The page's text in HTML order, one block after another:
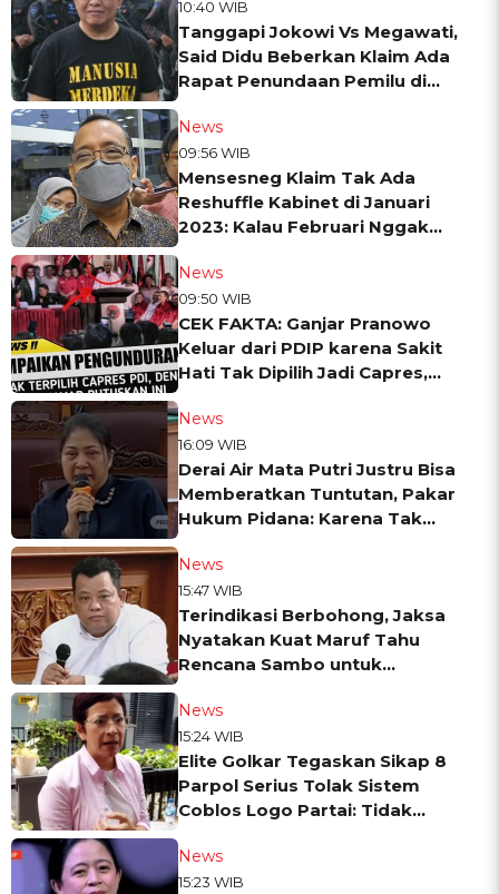
10:40 WIB
Tanggapi Jokowi Vs Megawati,
Said Didu Beberkan Klaim Ada
Rapat Penundaan Pemilu di
News
09:56 WIB
Mensesneg Klaim Tak Ada
Reshuffle Kabinet di Januari
2023: Kalau Februari Nggak
News
09:50 WIB
CEK FAKTA: Ganjar Pranowo
Keluar dari PDIP karena Sakit
Hati Tak Dipilih Jadi Capres,
News
16:09 WIB
Derai Air Mata Putri Justru Bisa
Memberatkan Tuntutan, Pakar
Hukum Pidana: Karena Tak
News
15:47 WIB
Terindikasi Berbohong, Jaksa
Nyatakan Kuat Maruf Tahu
Rencana Sambo untuk
News
15:24 WIB
Elite Golkar Tegaskan Sikap 8
Parpol Serius Tolak Sistem
Coblos Logo Partai: Tidak
News
15:23 WIB